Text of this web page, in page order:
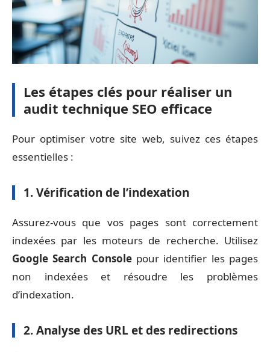
Les étapes clés pour réaliser un
audit technique SEO efficace
Pour optimiser votre site web, suivez ces étapes
essentielles :
1. Vérification de l’indexation
Assurez-vous que vos pages sont correctement
indexées par les moteurs de recherche. Utilisez
Google Search Consolepour identifier les pages
non indexées et résoudre les problèmes
d’indexation.
2. Analyse des URL et des redirections